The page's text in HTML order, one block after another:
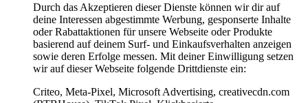
Durch das Akzeptieren dieser Dienste können wir dir auf
deine Interessen abgestimmte Werbung, gesponserte Inhalte
oder Rabattaktionen für unsere Webseite oder Produkte
basierend auf deinem Surf- und Einkaufsverhalten anzeigen
sowie deren Erfolge messen. Mit deiner Einwilligung setzen
wir auf dieser Webseite folgende Drittdienste ein:
Criteo, Meta-Pixel, Microsoft Advertising, creativecdn.com